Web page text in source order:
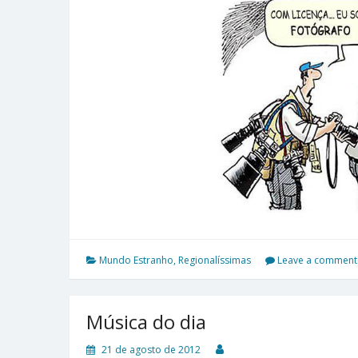
Mundo Estranho, Regionalíssimas Leave a comment
Música do dia
21 de agosto de 2012